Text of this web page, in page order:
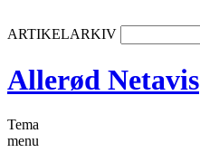
ARTIKELARKIV
Allerød Netavis
Tema
menu